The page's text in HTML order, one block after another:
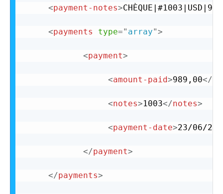
<payment-notes>
<payments type=" array">
<payment>
<amount-paid>989,00</
<notes>1003</notes>
<payment-date>23/06/
</payment>
</payments>